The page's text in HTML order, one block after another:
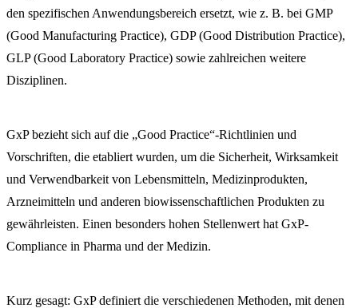
den spezifischen Anwendungsbereich ersetzt, wie z. B. bei GMP
(Good Manufacturing Practice), GDP (Good Distribution Practice),
GLP (Good Laboratory Practice) sowie zahlreichen weitere
Disziplinen.
GxP bezieht sich auf die „Good Practice“-Richtlinien und
Vorschriften, die etabliert wurden, um die Sicherheit, Wirksamkeit
und Verwendbarkeit von Lebensmitteln, Medizinprodukten,
Arzneimitteln und anderen biowissenschaftlichen Produkten zu
gewährleisten. Einen besonders hohen Stellenwert hat GxP-
Compliance in Pharma und der Medizin.
Kurz gesagt: GxP definiert die verschiedenen Methoden, mit denen